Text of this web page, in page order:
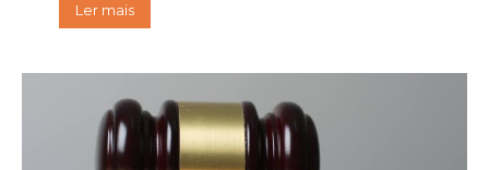
Ler mais